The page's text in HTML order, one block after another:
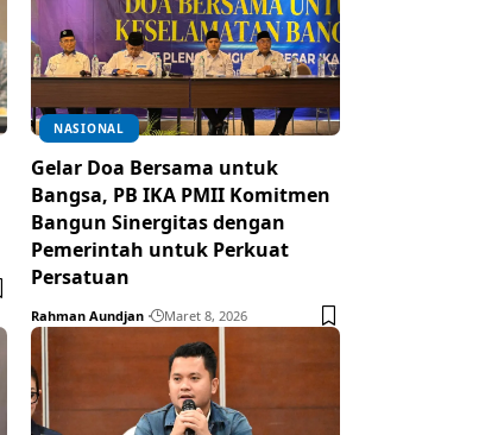
NASIONAL
Gelar Doa Bersama untuk
Bangsa, PB IKA PMII Komitmen
Bangun Sinergitas dengan
Pemerintah untuk Perkuat
Persatuan
Rahman Aundjan Maret 8, 2026